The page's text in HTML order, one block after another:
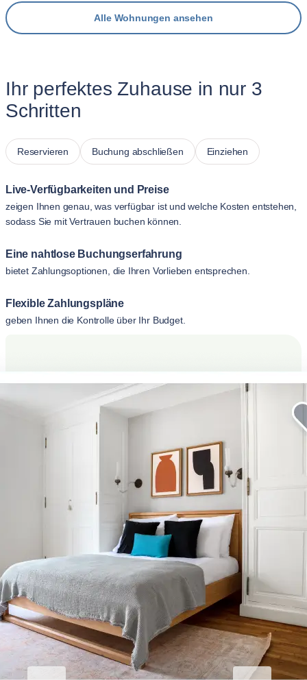
Alle Wohnungen ansehen
Ihr perfektes Zuhause in nur 3
Schritten
Reservieren Buchung abschließen Einziehen
Live-Verfügbarkeiten und Preise
zeigen Ihnen genau, was verfügbar ist und welche Kosten entstehen,
sodass Sie mit Vertrauen buchen können.
Eine nahtlose Buchungserfahrung
bietet Zahlungsoptionen, die Ihren Vorlieben entsprechen.
Flexible Zahlungspläne
geben Ihnen die Kontrolle über Ihr Budget.
Machen Sie Ihren Aufenthalt in
Broomhall unvergesslich